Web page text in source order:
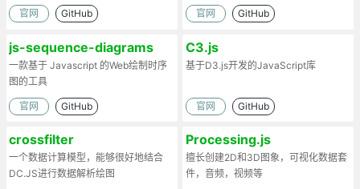
官网 GitHub 官网 GitHub
js-sequence-diagrams
一款基于 Javascript 的Web绘制时序
图的工具
官网 GitHub
C3.js
基于D3.js开发的JavaScript库
官网 GitHub
crossfilter
一个数据计算模型，能够很好地结合
DC.JS进行数据解析绘图
Processing.js
擅长创建2D和3D图象，可视化数据套
件，音频，视频等